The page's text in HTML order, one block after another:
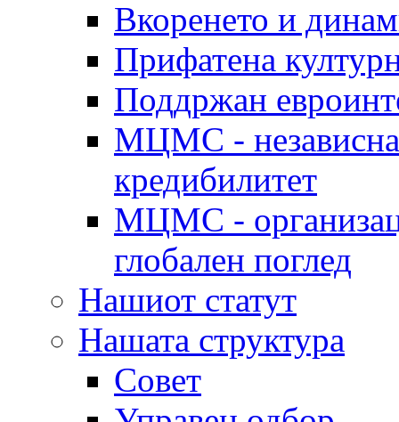
Вкоренето и
Прифатена
Поддржан
МЦМС - независна
кредибилитет
МЦМС -
глобален поглед
Нашиот статут
Нашата структура
Совет